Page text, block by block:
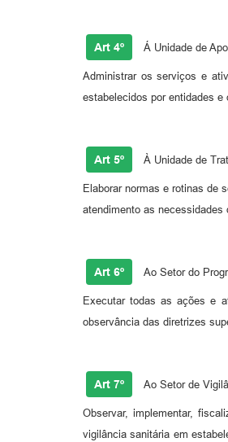
Art 4º Á Unidade de
Administrar os serviços e
estabelecidos por entidades
Art 5º À Unidade de
Elaborar normas e rotinas de
atendimento as necessidades
Art 6º Ao Setor do
Executar todas as ações e
observância das diretrizes
Art 7º Ao Setor de
Observar, implementar,
vigilância sanitária em